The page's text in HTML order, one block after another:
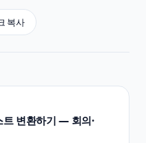
복사
변환하기 — 회의·